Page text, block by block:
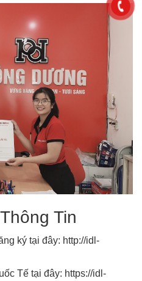
Tin
ký tại đây: http://idl-
Tế tại đây: https://idl-